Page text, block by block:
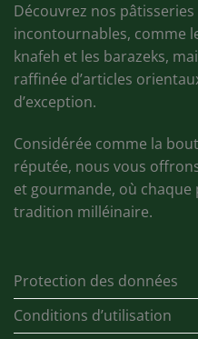
Découvrez nos
incontournables, comme
knafeh et les barazeks,
raffinée d’articles
d’exception.
Considérée comme la
réputée, nous vous
et gourmande, où
tradition milléinaire.
Protection des données
Conditions d’utilisation